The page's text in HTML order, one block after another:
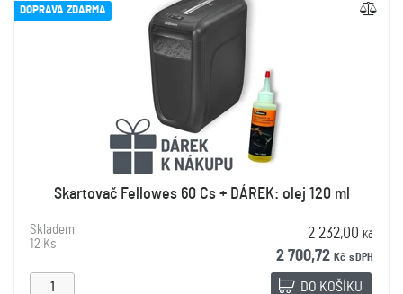
DOPRAVA ZDARMA
Skartovač Fellowes 60 Cs + DÁREK: olej 120 ml
Skladem
12 Ks
2 232,00 Kč
2 700,72 Kč s DPH
DO KOŠÍKU